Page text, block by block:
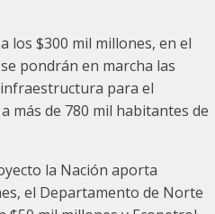
los $300 mil millones, en el
pondrán en marcha las
para el
más de 780 mil habitantes de
la Nación aporta
el Departamento de Norte